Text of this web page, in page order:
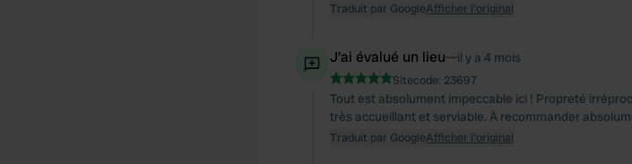
Traduit par GoogleAfficher l'original
J'ai évalué un lieu—il y a 4 mois
Sitecode: 23697
Tout est absolument impeccable ici ! Propreté
très accueillant et serviable. À recommander
Traduit par GoogleAfficher l'original